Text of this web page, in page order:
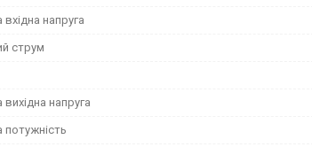
напруга
струм
напруга
потужність